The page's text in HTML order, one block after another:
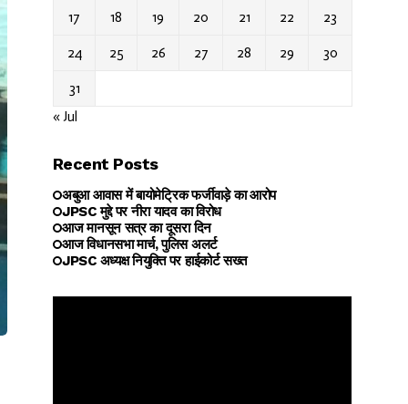
17 18 19 20 21 22 23
24 25 26 27 28 29 30
31
« Jul
Recent Posts
अबुआ आवास में बायोमेट्रिक फर्जीवाड़े का आरोप
JPSC मुद्दे पर नीरा यादव का विरोध
आज मानसून सत्र का दूसरा दिन
आज विधानसभा मार्च, पुलिस अलर्ट
JPSC अध्यक्ष नियुक्ति पर हाईकोर्ट सख्त